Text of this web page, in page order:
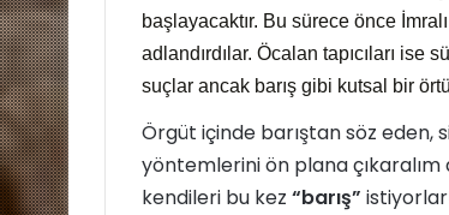
başlayacaktır. Bu sürece önce
adlandırdılar. Öcalan tapıcıları
suçlar ancak barış gibi kutsal bir
Örgüt içinde barıştan söz eden,
yöntemlerini ön plana
kendileri bu kez “barış”